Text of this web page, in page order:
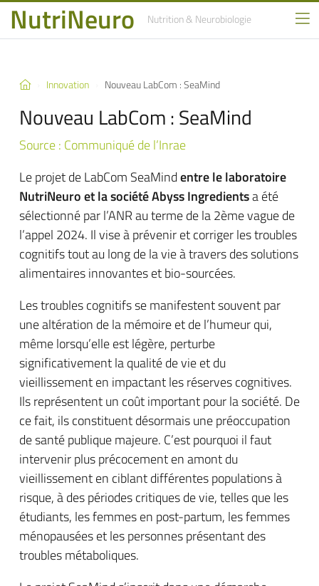
NutriNeuro Nutrition& Neurobiologie
Innovation Nouveau LabCom : SeaMind
Nouveau LabCom : SeaMind
Source : Communiqué de l’Inrae
Le projet de LabCom SeaMindentre le laboratoire
NutriNeuroet la société Abyss Ingredientsa été
sélectionné par l’ANR au terme de la 2ème vague de
l’appel 2024. Il vise à prévenir et corriger les troubles
cognitifs tout au long de la vie à travers des solutions
alimentaires innovantes et bio-sourcées.
Les troubles cognitifs se manifestent souvent par
une altération de la mémoire et de l’humeur qui,
même lorsqu’elle est légère, perturbe
significativement la qualité de vie et du
vieillissement en impactant les réserves cognitives.
Ils représentent un coût important pour la société. De
ce fait, ils constituent désormais une préoccupation
de santé publique majeure. C’est pourquoi il faut
intervenir plus précocement en amont du
vieillissement en ciblant différentes populations à
risque, à des périodes critiques de vie, telles que les
étudiants, les femmes en post-partum, les femmes
ménopausées et les personnes présentant des
troubles métaboliques.